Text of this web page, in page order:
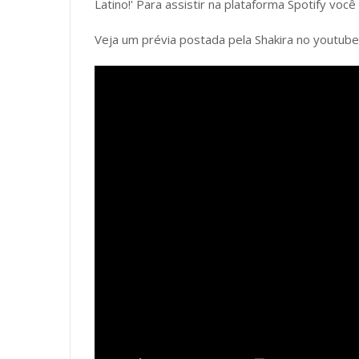
Latino!' Para assistir na plataforma Spotify
Veja um prévia postada pela Shakira no